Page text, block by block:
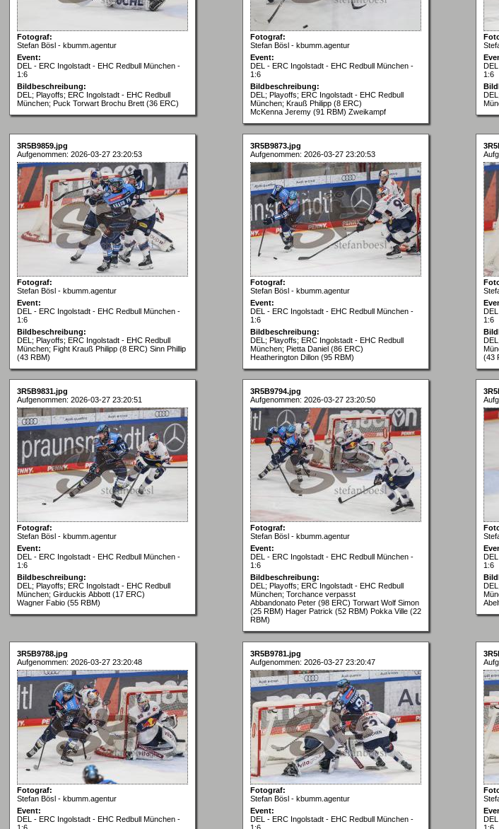
Fotograf:
Stefan Bösl - kbumm.agentur
Event:
DEL - ERC Ingolstadt - EHC Redbull München -
1:6
Bildbeschreibung:
DEL; Playoffs; ERC Ingolstadt - EHC Redbull
München; Puck Torwart Brochu Brett (36 ERC)
Fotograf:
Stefan Bösl - kbumm.agentur
Event:
DEL - ERC Ingolstadt - EHC Redbull München -
1:6
Bildbeschreibung:
DEL; Playoffs; ERC Ingolstadt - EHC Redbull
München; Krauß Philipp (8 ERC)
McKenna Jeremy (91 RBM) Zweikampf
1:6
3R5B9859.jpg
Aufgenommen: 2026-03-27 23:20:53
Fotograf:
Stefan Bösl - kbumm.agentur
Event:
DEL - ERC Ingolstadt - EHC Redbull München -
1:6
Bildbeschreibung:
DEL; Playoffs; ERC Ingolstadt - EHC Redbull
München; Fight Krauß Philipp (8 ERC) Sinn Phillip
(43 RBM)
3R5B9873.jpg
Aufgenommen: 2026-03-27 23:20:53
Fotograf:
Stefan Bösl - kbumm.agentur
Event:
DEL - ERC Ingolstadt - EHC Redbull München -
1:6
Bildbeschreibung:
DEL; Playoffs; ERC Ingolstadt - EHC Redbull
München; Pietta Daniel (86 ERC)
Heatherington Dillon (95 RBM)
1:6
(43
3R5B9831.jpg
Aufgenommen: 2026-03-27 23:20:51
Fotograf:
Stefan Bösl - kbumm.agentur
Event:
DEL - ERC Ingolstadt - EHC Redbull München -
1:6
Bildbeschreibung:
DEL; Playoffs; ERC Ingolstadt - EHC Redbull
München; Girduckis Abbott (17 ERC)
Wagner Fabio (55 RBM)
3R5B9794.jpg
Aufgenommen: 2026-03-27 23:20:50
Fotograf:
Stefan Bösl - kbumm.agentur
Event:
DEL - ERC Ingolstadt - EHC Redbull München -
1:6
Bildbeschreibung:
DEL; Playoffs; ERC Ingolstadt - EHC Redbull
München; Torchance verpasst
Abbandonato Peter (98 ERC) Torwart Wolf Simon
(25 RBM) Hager Patrick (52 RBM) Pokka Ville (22
RBM)
1:6
3R5B9788.jpg
Aufgenommen: 2026-03-27 23:20:48
Fotograf:
Stefan Bösl - kbumm.agentur
Event:
DEL - ERC Ingolstadt - EHC Redbull München -
3R5B9781.jpg
Aufgenommen: 2026-03-27 23:20:47
Fotograf:
Stefan Bösl - kbumm.agentur
Event:
DEL - ERC Ingolstadt - EHC Redbull München -